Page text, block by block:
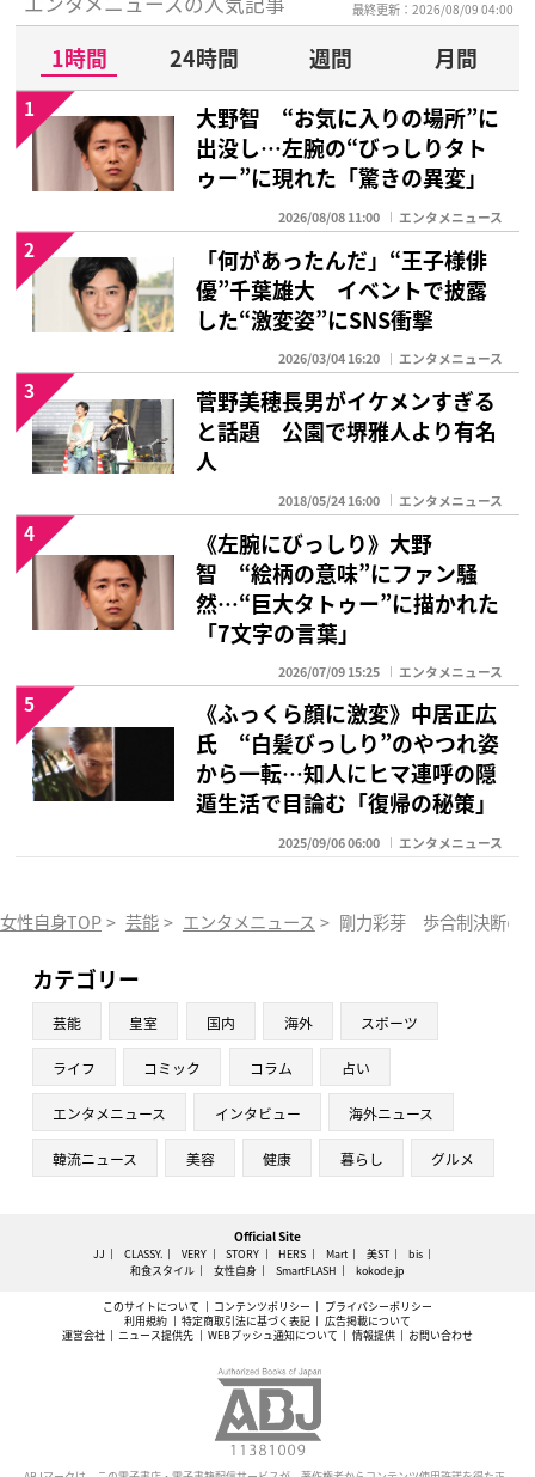
最終更新：2026/08/09 04:00
1時間 24時間 週間
月間
大野智 “お気に入りの場所”に
出没し…左腕の“びっしりタト
ゥー”に現れた「驚きの異変」
2026/08/08 11:00 エンタメニュース
1
「何があったんだ」“王子様俳
優”千葉雄大 イベントで披露
した“激変姿”にSNS衝撃
2026/03/04 16:20 エンタメニュース
2
菅野美穂長男がイケメンすぎる
と話題 公園で堺雅人より有名
人
2018/05/24 16:00 エンタメニュース
3
《左腕にびっしり》大野
智 “絵柄の意味”にファン騒
然…“巨大タトゥー”に描かれた
「7文字の言葉」
2026/07/09 15:25 エンタメニュース
4
《ふっくら顔に激変》中居正広
氏 “白髪びっしり”のやつれ姿
から一転…知人にヒマ連呼の隠
遁生活で目論む「復帰の秘策」
2025/09/06 06:00 エンタメニュース
5
女性自身TOP > 芸能 > エンタメニュース > 剛力彩芽 歩合制決断の
カテゴリー
芸能 皇室 国内 海外 スポーツ
ライフ コミック コラム 占い
エンタメニュース インタビュー 海外ニュース
韓流ニュース 美容 健康 暮らし グルメ
Official Site
JJ CLASSY. VERY STORY HERS Mart 美ST
bis
和食スタイル
女性自身 SmartFLASH kokode.jp
このサイトについて コンテンツポリシー
プライバシーポリシー
利用規約
特定商取引法に基づく表記
広告掲載について
運営会社
ニュース提供先 WEBプッシュ通知について 情報提供 お問い合わせ